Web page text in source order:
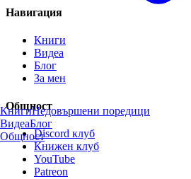
КнигиНедовършени поредици
ВидеаБлог
Общност
Навигация
Книги
Видеа
Блог
За мен
Общност
Discord клуб
Книжен клуб
YouTube
Patreon